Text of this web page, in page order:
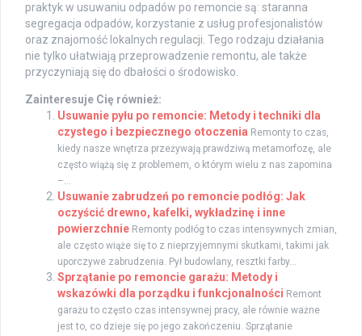
praktyk w usuwaniu odpadów po remoncie są: staranna
segregacja odpadów, korzystanie z usług profesjonalistów
oraz znajomość lokalnych regulacji. Tego rodzaju działania
nie tylko ułatwiają przeprowadzenie remontu, ale także
przyczyniają się do dbałości o środowisko.
Zainteresuje Cię również:
Usuwanie pyłu po remoncie: Metody i techniki dla
czystego i bezpiecznego otoczenia Remonty to czas,
kiedy nasze wnętrza przeżywają prawdziwą metamorfozę, ale
często wiążą się z problemem, o którym wielu z nas zapomina
–...
Usuwanie zabrudzeń po remoncie podłóg: Jak
oczyścić drewno, kafelki, wykładzinę i inne
powierzchnie Remonty podłóg to czas intensywnych zmian,
ale często wiąże się to z nieprzyjemnymi skutkami, takimi jak
uporczywe zabrudzenia. Pył budowlany, resztki farby...
Sprzątanie po remoncie garażu: Metody i
wskazówki dla porządku i funkcjonalności Remont
garażu to często czas intensywnej pracy, ale równie ważne
jest to, co dzieje się po jego zakończeniu. Sprzątanie